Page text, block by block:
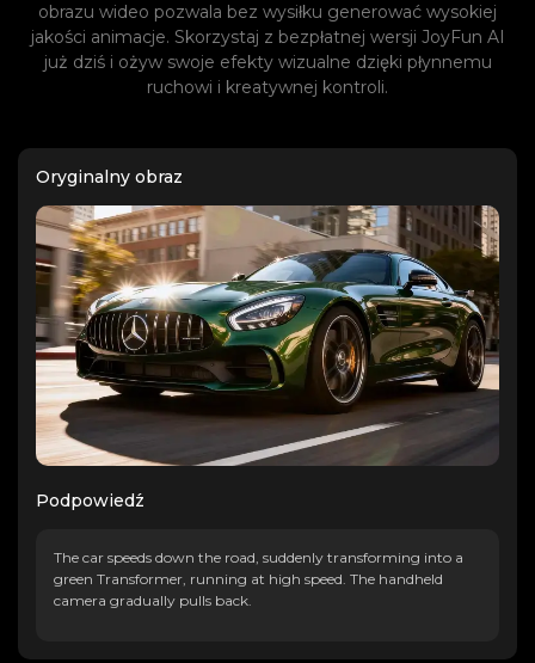
obrazu wideo pozwala bez wysiłku generować wysokiej
jakości animacje. Skorzystaj z bezpłatnej wersji JoyFun AI
już dziś i ożyw swoje efekty wizualne dzięki płynnemu
ruchowi i kreatywnej kontroli.
Oryginalny obraz
Podpowiedź
The car speeds down the road, suddenly transforming into a
green Transformer, running at high speed. The handheld
camera gradually pulls back.